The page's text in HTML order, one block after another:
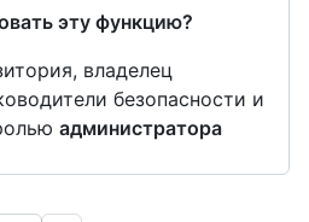
эту функцию?
владелец
безопасности и
администратора